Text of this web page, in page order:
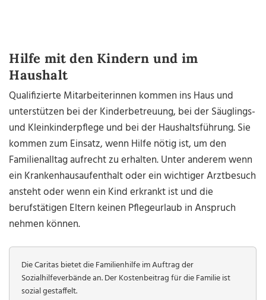
Hilfe mit den Kindern und im
Haushalt
Qualifizierte Mitarbeiterinnen kommen ins Haus und
unterstützen bei der Kinderbetreuung, bei der Säuglings-
und Kleinkinderpflege und bei der Haushaltsführung. Sie
kommen zum Einsatz, wenn Hilfe nötig ist, um den
Familienalltag aufrecht zu erhalten. Unter anderem wenn
ein Krankenhausaufenthalt oder ein wichtiger Arztbesuch
ansteht oder wenn ein Kind erkrankt ist und die
berufstätigen Eltern keinen Pflegeurlaub in Anspruch
nehmen können.
Die Caritas bietet die Familienhilfe im Auftrag der
Sozialhilfeverbände an. Der Kostenbeitrag für die Familie ist
sozial gestaffelt.